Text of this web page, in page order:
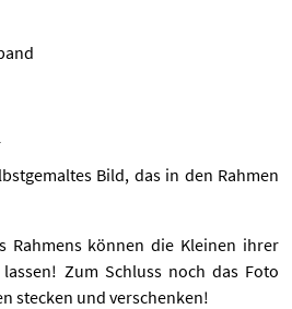
Bild, das in den Rahmen
Rahmens können die Kleinen ihrer
Zum Schluss noch das Foto
stecken und verschenken!